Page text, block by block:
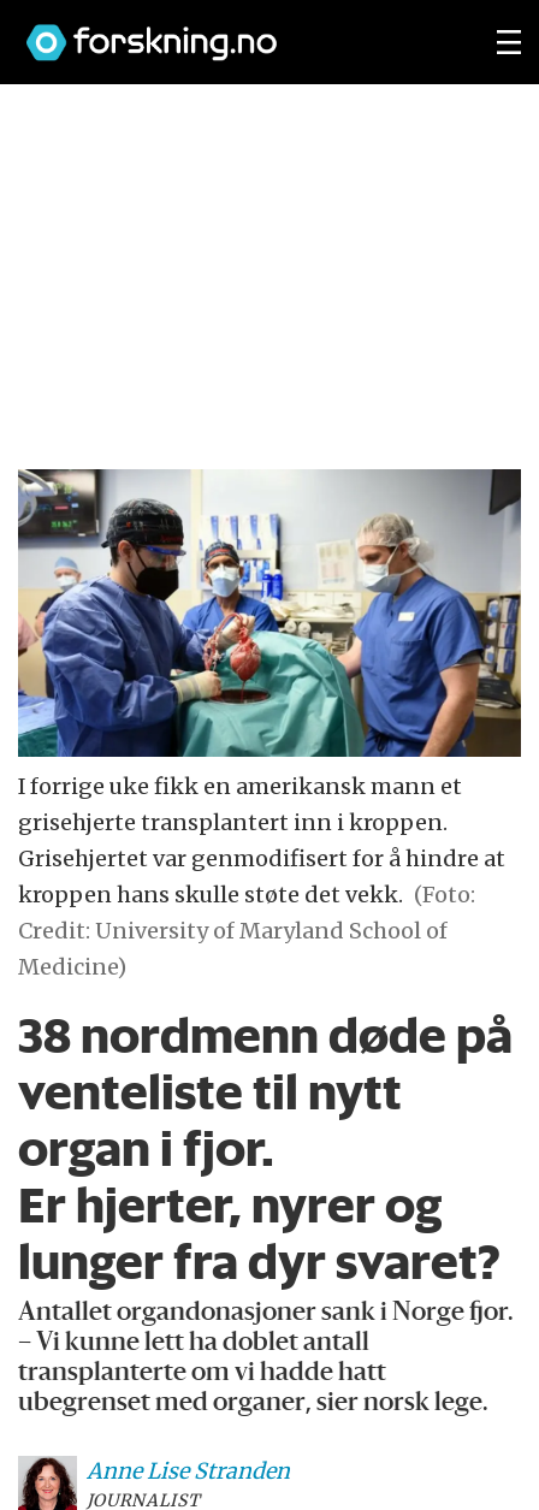
I forrige uke fikk en amerikansk mann et
grisehjerte transplantert inn i kroppen.
Grisehjertet var genmodifisert for å hindre at
kroppen hans skulle støte det vekk. (Foto:
Credit: University of Maryland School of
Medicine)
38 nordmenn døde på
venteliste til nytt
organ i fjor.
Er hjerter, nyrer og
lunger fra dyr svaret?
Antallet organdonasjoner sank i Norge fjor.
– Vi kunne lett ha doblet antall
transplanterte om vi hadde hatt
ubegrenset med organer, sier norsk lege.
Anne Lise Stranden
JOURNALIST